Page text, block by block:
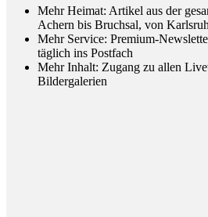
Mehr Heimat: Artikel aus der
Achern bis Bruchsal, von
Mehr Service: Premium-
täglich ins Postfach
Mehr Inhalt: Zugang zu allen
Bildergalerien